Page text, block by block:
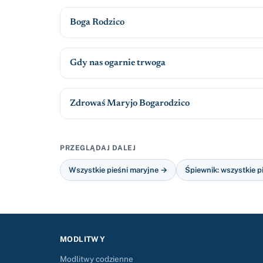
Boga Rodzico
Gdy nas ogarnie trwoga
Zdrowaś Maryjo Bogarodzico
PRZEGLĄDAJ DALEJ
Wszystkie pieśni maryjne → Śpiewnik: wszystkie
MODLITWY
Modlitwy codzienne